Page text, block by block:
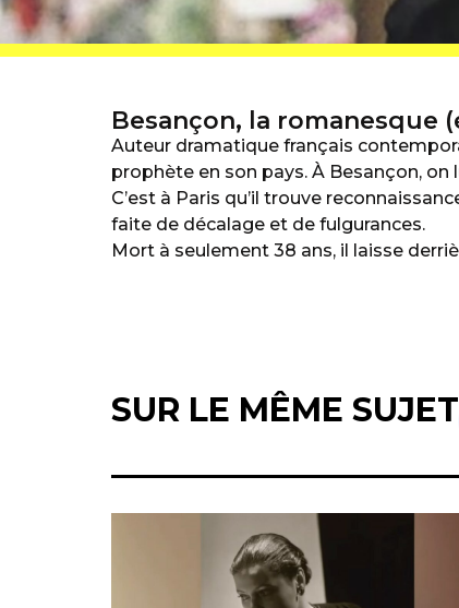
Besançon, la romanesque
Auteur dramatique français
prophète en son pays. À Besançon,
C’est à Paris qu’il trouve
faite de décalage et de fulgurances.
Mort à seulement 38 ans, il laisse
SUR LE MÊME SUJET